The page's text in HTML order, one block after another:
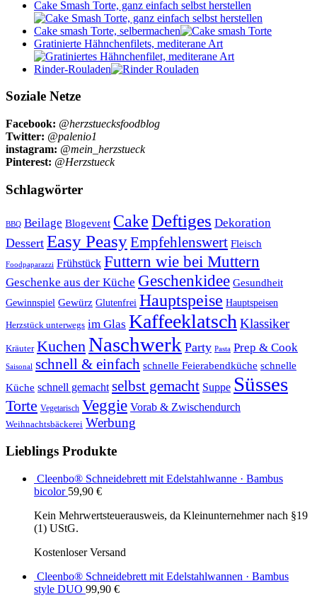
Cake Smash Torte, ganz einfach selbst herstellen
Cake smash Torte, selbermachen
Gratinierte Hähnchenfilets, mediterane Art
Rinder-Rouladen
Soziale Netze
Facebook: @herzstuecksfoodblog
Twitter: @palenio1
instagram: @mein_herzstueck
Pinterest: @Herzstueck
Schlagwörter
BBQ Beilage Blogevent CakeDeftiges Dekoration
Dessert Easy PeasyEmpfehlenswert Fleisch
Foodpaparazzi Frühstück Futtern wie bei Muttern
Geschenke aus der Küche Geschenkidee Gesundheit
Gewinnspiel Gewürz Glutenfrei Hauptspeise Hauptspeisen
Herzstück unterwegs im Glas Kaffeeklatsch Klassiker
Kräuter Kuchen Naschwerk Party Pasta Prep & Cook
Saisonal schnell & einfach schnelle Feierabendküche schnelle
Küche schnell gemacht selbst gemacht Suppe Süsses
Torte Vegetarisch Veggie Vorab & Zwischendurch
Weihnachtsbäckerei Werbung
Lieblings Produkte
Cleenbo® Schneidebrett mit Edelstahlwanne · Bambus
bicolor 59,90 €
Kein Mehrwertsteuerausweis, da Kleinunternehmer nach §19
(1) UStG.
Kostenloser Versand
Cleenbo® Schneidebrett mit Edelstahlwannen · Bambus
style DUO 99,90 €